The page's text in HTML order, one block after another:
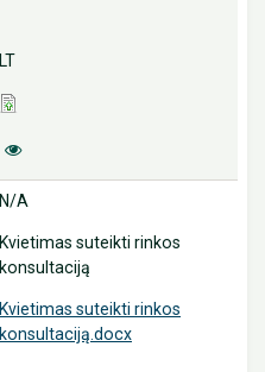
LT
N/A
Kvietimas suteikti rinkos
konsultaciją
Kvietimas suteikti rinkos
konsultaciją.docx